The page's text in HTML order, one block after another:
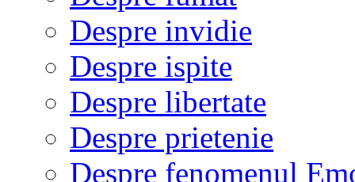
Despre invidie
Despre ispite
Despre libertate
Despre prietenie
Despre fenomenul